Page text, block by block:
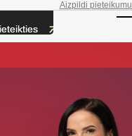
Aizpildi pieteikumu